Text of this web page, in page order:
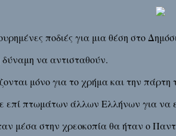
ποδιές για μια θέση στο
να αντισταθούν.
μόνο για το χρήμα και την πάρτη
πτωμάτων άλλων Ελλήνων για να
μέσα στην χρεοκοπία θα ήταν ο